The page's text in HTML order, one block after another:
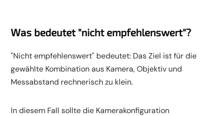
Was bedeutet "nicht empfehlenswert"?
"Nicht empfehlenswert" bedeutet: Das Ziel ist für die
gewählte Kombination aus Kamera, Objektiv und
Messabstand rechnerisch zu klein.
In diesem Fall sollte die Kamerakonfiguration